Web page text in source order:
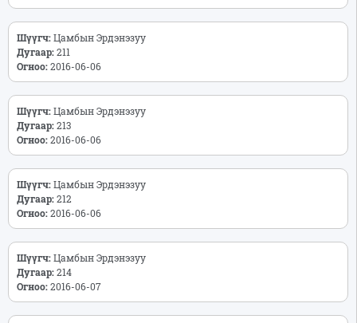
Шүүгч:Цамбын Эрдэнэзуу
Дугаар:211
Огноо:2016-06-06
Шүүгч:Цамбын Эрдэнэзуу
Дугаар:213
Огноо:2016-06-06
Шүүгч:Цамбын Эрдэнэзуу
Дугаар:212
Огноо:2016-06-06
Шүүгч:Цамбын Эрдэнэзуу
Дугаар:214
Огноо:2016-06-07